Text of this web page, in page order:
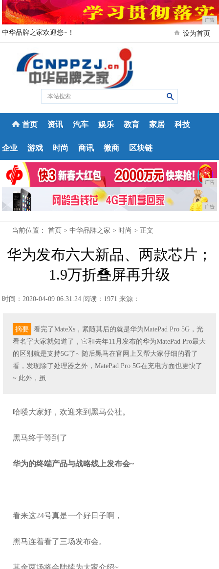
广告
中华品牌之家欢迎您~！ 设为首页
首页 资讯 汽车 娱乐 教育 家居 科技
企业 游戏 时尚 商讯 微商 区块链
广告
广告
当前位置：首页 >中华品牌之家 > 时尚 > 正文
华为发布六大新品、两款芯片；
1.9万折叠屏再升级
时间：2020-04-09 06:31:24 阅读：1971 来源：
摘要
看完了MateXs，紧随其后的就是华为MatePad Pro 5G，光
看名字大家就知道了，它和去年11月发布的华为MatePad Pro最大
的区别就是支持5G了~ 随后黑马在官网上又帮大家仔细的看了
看，发现除了处理器之外，MatePad Pro 5G在充电方面也更快了
~ 此外，虽
哈喽大家好，欢迎来到黑马公社。
黑马终于等到了
华为的终端产品与战略线上发布会~
看来这24号真是一个好日子啊，
黑马连着看了三场发布会。
其余两场将会陆续为大家介绍~